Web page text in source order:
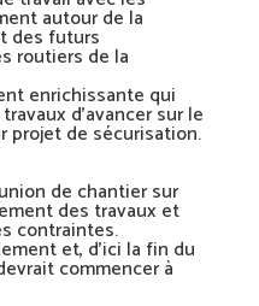
autour de la
des futurs
routiers de la
enrichissante qui
d’avancer sur le
projet de sécurisation.
de chantier sur
des travaux et
contraintes.
et, d’ici la fin du
commencer à